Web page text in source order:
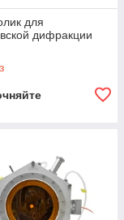
для
дифракции